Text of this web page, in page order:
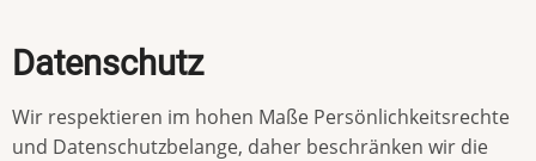
Datenschutz
Wir respektieren im hohen Maße Persönlichkeitsrechte
und Datenschutzbelange, daher beschränken wir die